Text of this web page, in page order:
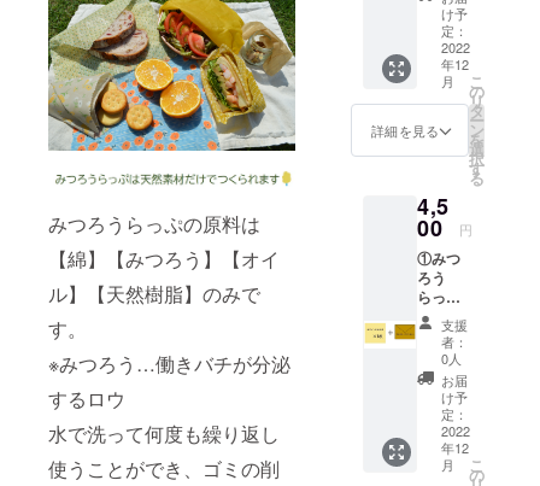
みつろうらっぷの原料は
【綿】【みつろう】【オイ
ル】【天然樹脂】のみで
す。
※みつろう…働きバチが分泌
するロウ
水で洗って何度も繰り返し
使うことができ、ゴミの削
なる場
合がご
ざいま
す）
細】 み
つろう
らっぷ1
枚（サ
イズ約
25ｘ
25cm、
デザイ
ン未
材（み
つろう/
綿/植物
オイル/
天然樹
脂）※原
材料は
変更に
なる場
合がご
ざいま
す）
け予
定：
2022
年12
月
詳細を見る
こ
の
リ
タ
ー
ン
を
選
択
す
る
4,5
00 円
①みつ
ろう
らっ
ぷ 1枚
②みつ
ろう
らっぷ
手作り
キッ
ト 1
セット
③お礼
支援
者：
0人
お届
け予
定：
2022
年12
月
こ
の